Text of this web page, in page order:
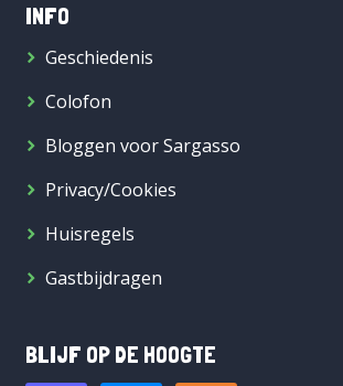
INFO
Geschiedenis
Colofon
Bloggen voor Sargasso
Privacy/Cookies
Huisregels
Gastbijdragen
BLIJF OP DE HOOGTE